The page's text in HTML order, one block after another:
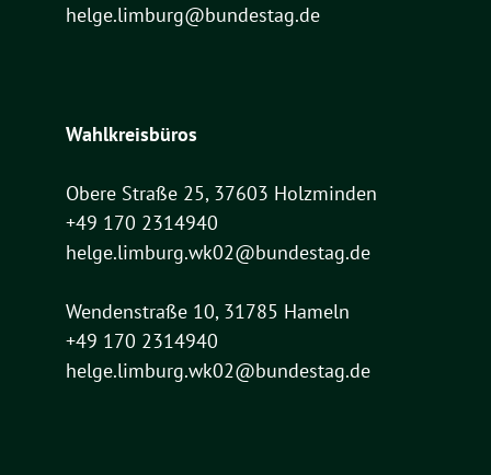
helge.limburg@bundestag.de
Wahlkreisbüros
Obere Straße 25, 37603 Holzminden
+49 170 2314940
helge.limburg.wk02@bundestag.de
Wendenstraße 10, 31785 Hameln
+49 170 2314940
helge.limburg.wk02@bundestag.de